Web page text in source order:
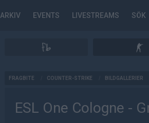
ARKIV EVENTS LIVESTREAMS SÖK
FRAGBITE COUNTER-STRIKE BILDGALLERIER
ESL One Cologne -